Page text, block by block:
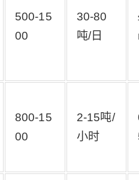
500-15
00
30-80
吨/日
800-15
00
2-15吨/
小时